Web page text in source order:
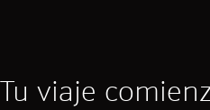
Tu viaje